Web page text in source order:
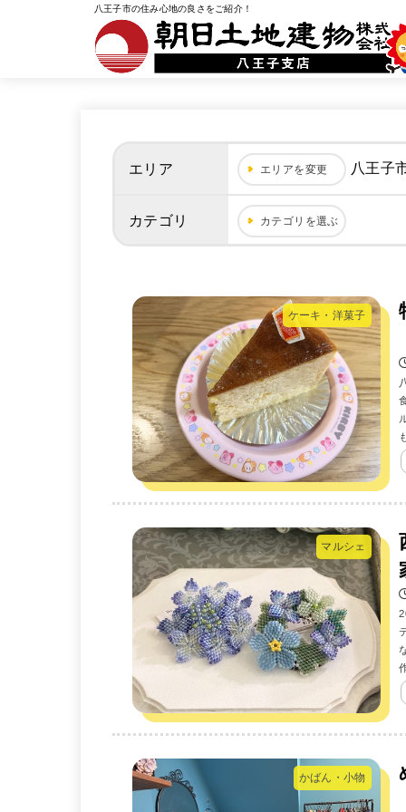
八王子市の住み心地の良さをご紹介！
エリア エリアを変更 八王子
カテゴリ カテゴリを選ぶ
ケーキ・洋菓子
マルシェ
かばん・小物